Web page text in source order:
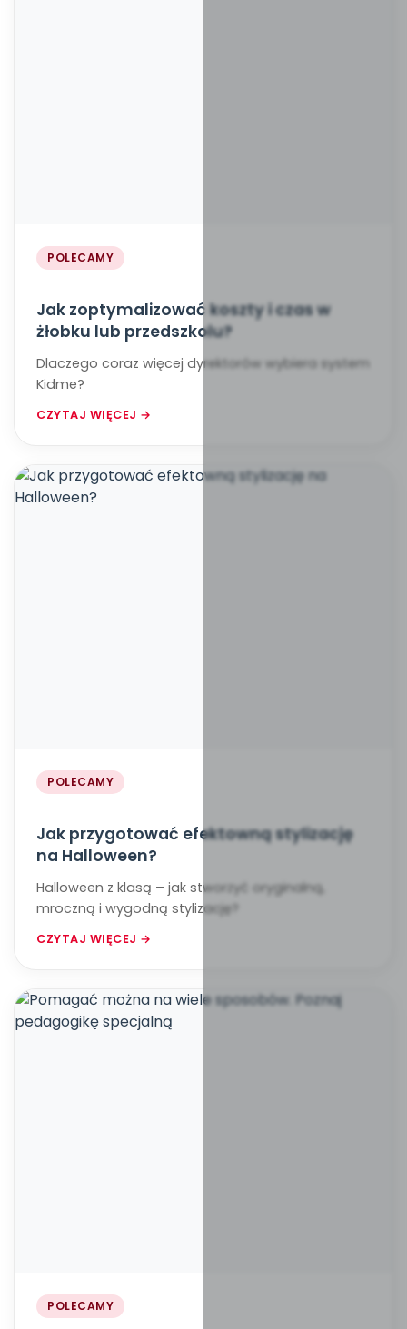
POLECAMY
Jak zoptymalizować koszty i czas w
żłobku lub przedszkolu?
Dlaczego coraz więcej dyrektorów wybiera system
Kidme?
CZYTAJ WIĘCEJ →
POLECAMY
Jak przygotować efektowną stylizację
na Halloween?
Halloween z klasą – jak stworzyć oryginalną,
mroczną i wygodną stylizację?
CZYTAJ WIĘCEJ →
POLECAMY